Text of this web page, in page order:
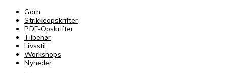
Garn
Strikkeopskrifter
PDF-Opskrifter
Tilbehør
Livsstil
Workshops
Nyheder
FARVE
antal